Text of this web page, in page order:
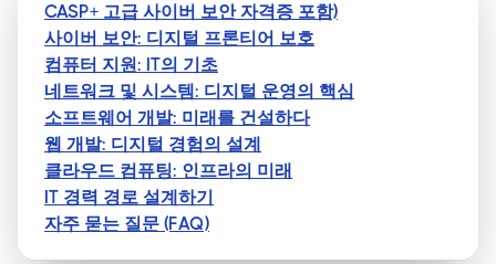
CASP+ 고급 사이버 보안 자격증 포함)
사이버 보안: 디지털 프론티어 보호
컴퓨터 지원: IT의 기초
네트워크 및 시스템: 디지털 운영의 핵심
소프트웨어 개발: 미래를 건설하다
웹 개발: 디지털 경험의 설계
클라우드 컴퓨팅: 인프라의 미래
IT 경력 경로 설계하기
자주 묻는 질문 (FAQ)